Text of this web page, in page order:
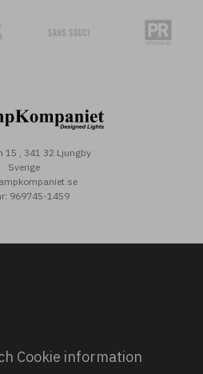
15 , 341 32 Ljungby
Sverige
969745-1459
Cookie information